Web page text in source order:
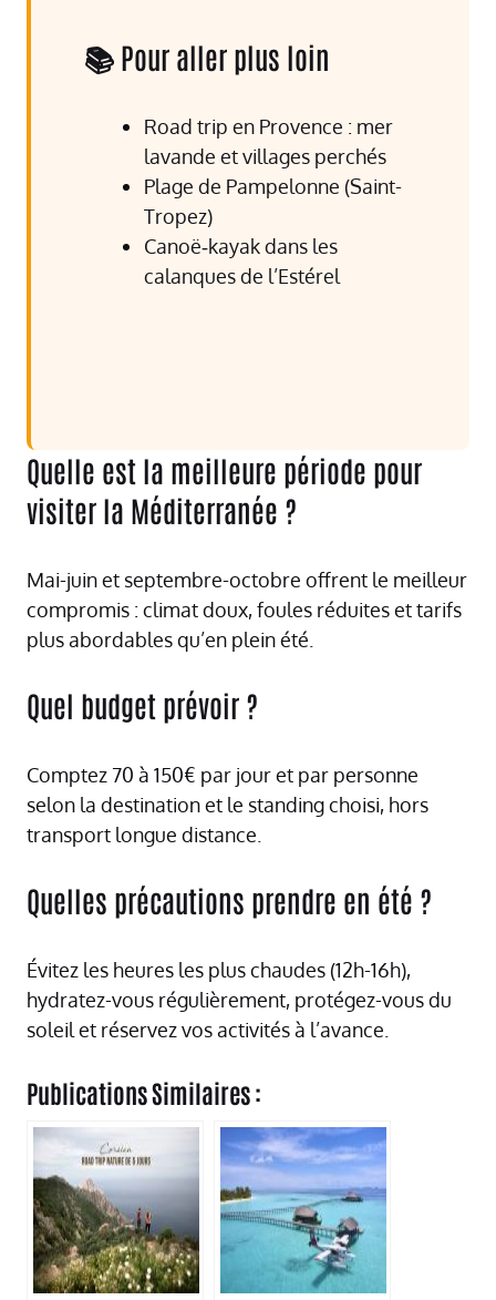
📚 Pour aller plus loin
Road trip en Provence : mer
lavande et villages perchés
Plage de Pampelonne (Saint-
Tropez)
Canoë‑kayak dans les
calanques de l’Estérel
Quelle est la meilleure période pour
visiter la Méditerranée ?
Mai-juin et septembre-octobre offrent le meilleur
compromis : climat doux, foules réduites et tarifs
plus abordables qu’en plein été.
Quel budget prévoir ?
Comptez 70 à 150€ par jour et par personne
selon la destination et le standing choisi, hors
transport longue distance.
Quelles précautions prendre en été ?
Évitez les heures les plus chaudes (12h-16h),
hydratez-vous régulièrement, protégez-vous du
soleil et réservez vos activités à l’avance.
Publications Similaires :